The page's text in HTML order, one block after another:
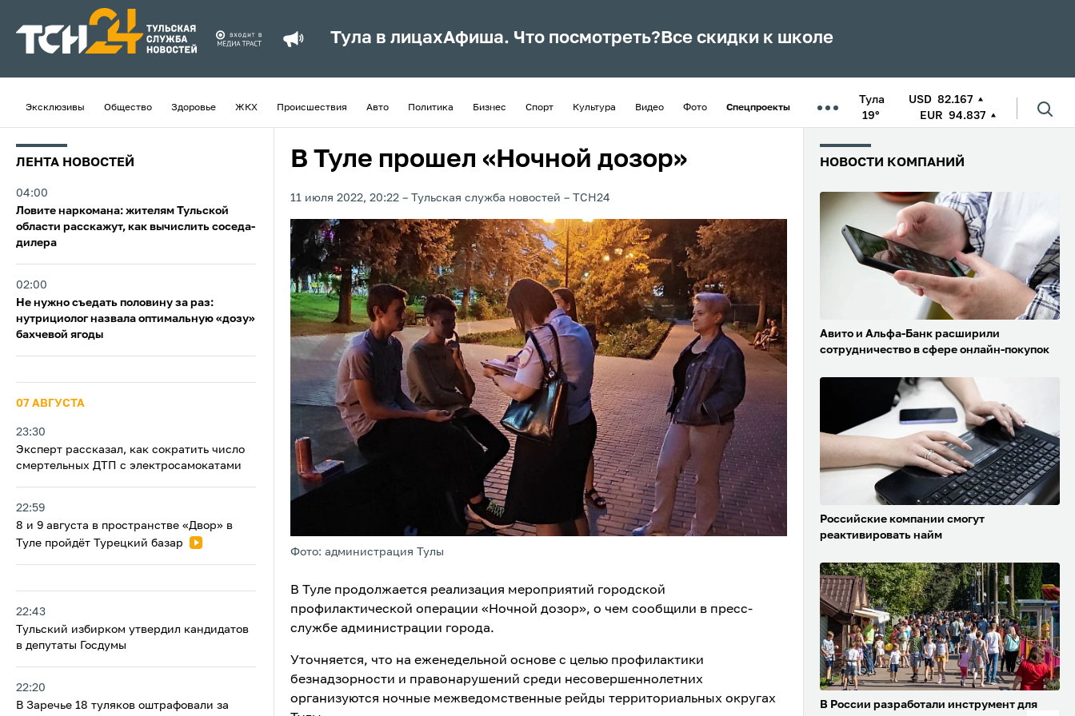
Тула в лицахАфиша. Что посмотреть? Все скидки к школе
Эксклюзивы Общество Здоровье ЖКХ Происшествия Авто Политика Бизнес Спорт Культура Видео Фото Спецпроекты
Тула
19°
USD 82.167
EUR 94.837
ЛЕНТА НОВОСТЕЙ
04:00
Ловите наркомана: жителям Тульской
области расскажут, как вычислить соседа-
дилера
02:00
Не нужно съедать половину за раз:
нутрициолог назвала оптимальную «дозу»
бахчевой ягоды
07 АВГУСТА
23:30
Эксперт рассказал, как сократить число
смертельных ДТП с электросамокатами
22:59
8 и 9 августа в пространстве «Двор» в
Туле пройдёт Турецкий базар
22:43
Тульский избирком утвердил кандидатов
в депутаты Госдумы
22:20
В Заречье 18 туляков оштрафовали за
В Туле прошел «Ночной дозор»
11 июля 2022, 20:22 Тульская служба новостей ТСН24
Фото: администрация Тулы
В Туле продолжается реализация мероприятий городской
профилактической операции «Ночной дозор», о чем сообщили в пресс-
службе администрации города.
Уточняется, что на еженедельной основе с целью профилактики
безнадзорности и правонарушений среди несовершеннолетних
организуются ночные межведомственные рейды территориальных округах
НОВОСТИ КОМПАНИЙ
Авито и Альфа-Банк расширили
сотрудничество в сфере онлайн-покупок
Российские компании смогут
реактивировать найм
В России разработали инструмент для